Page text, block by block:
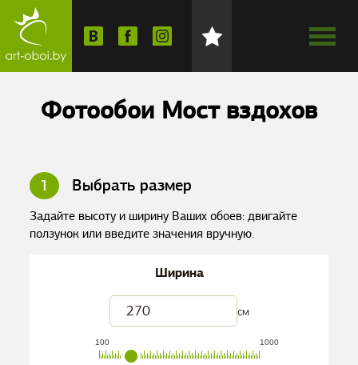
Фотообои Мост вздохов
1 Выбрать размер
Задайте высоту и ширину Ваших обоев: двигайте
ползунок или введите значения вручную.
Ширина
см
100 1000